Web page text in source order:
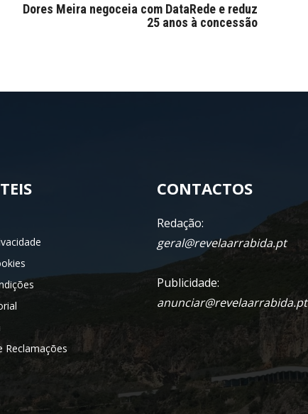
Dores Meira negoceia com DataRede e reduz
25 anos à concessão
Reclamações
CONTACTOS
Redação:
geral@revelaarrabida.pt
Publicidade:
anunciar@revelaarrabida.pt